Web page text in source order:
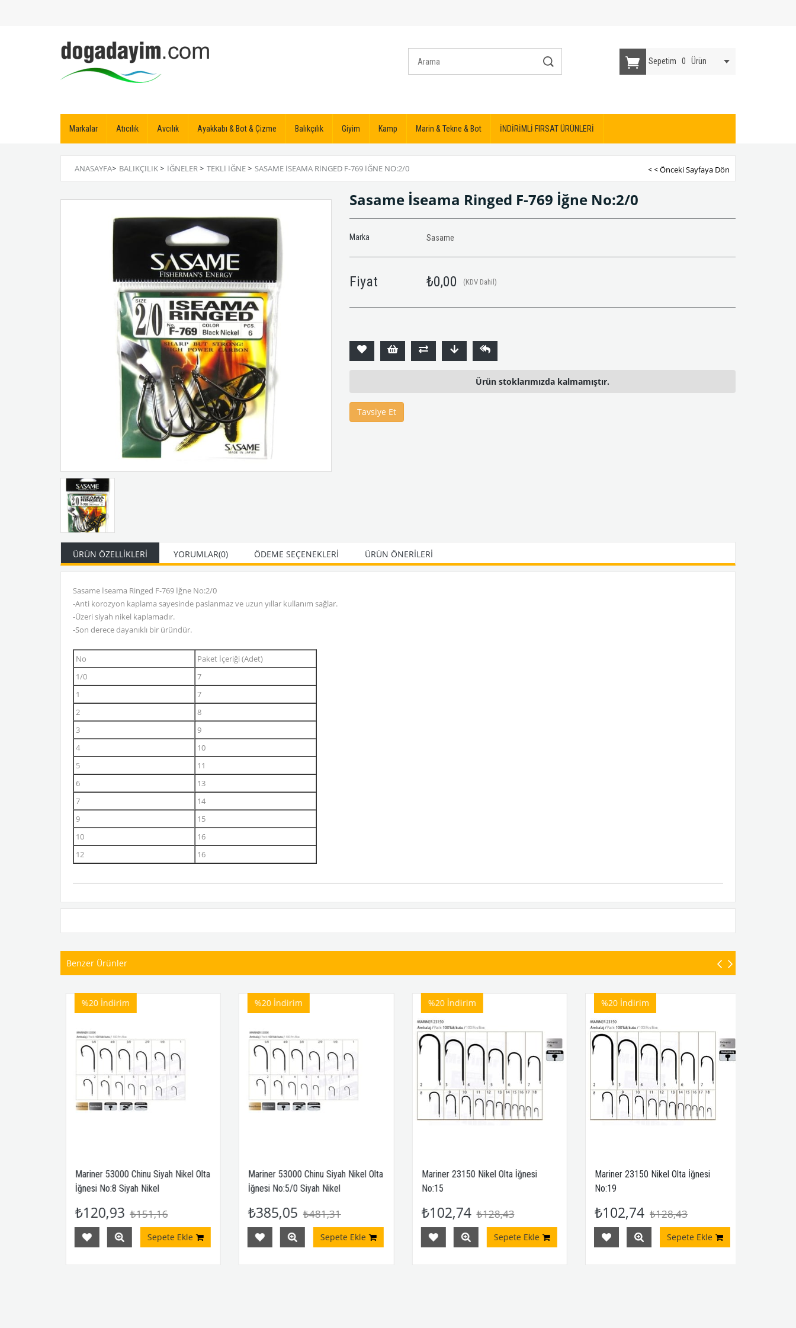
Sepetim 0 Ürün
Markalar Atıcılık Avcılık Ayakkabı & Bot & Çizme Balıkçılık Giyim Kamp Marin & Tekne & Bot İNDİRİMLİ FIRSAT ÜRÜNLERİ
ANASAYFA> BALIKÇILIK> İĞNELER> TEKLI İĞNE> SASAME İSEAMA RINGED F-769 İĞNE NO:2/0 < < Önceki Sayfaya Dön
Sasame İseama Ringed F-769 İğne No:2/0
Marka Sasame
Fiyat ₺0,00 (KDV Dahil)
Ürün stoklarımızda kalmamıştır.
Tavsiye Et
ÜRÜN ÖZELLIKLERI YORUMLAR(0) ÖDEME SEÇENEKLERI ÜRÜN ÖNERILERI
Sasame İseama Ringed F-769 İğne No:2/0
-Anti korozyon kaplama sayesinde paslanmaz ve uzun yıllar kullanım sağlar.
-Üzeri siyah nikel kaplamadır.
-Son derece dayanıklı bir üründür.
No
Paket İçeriği (Adet)
1/0
7
1
7
2
8
3
9
4
10
5
11
6
13
7
14
9
15
10
16
12
16
Benzer Ürünler
Mariner 53000 Chinu Siyah Nikel Olta
İğnesi No:8 Siyah Nikel
₺120,93 ₺151,16
Sepete Ekle
%20 İndirim
Mariner 53000 Chinu Siyah Nikel Olta
İğnesi No:5/0 Siyah Nikel
₺385,05 ₺481,31
Sepete Ekle
%20 İndirim
Mariner 23150 Nikel Olta İğnesi
No:15
₺102,74 ₺128,43
Sepete Ekle
%20 İndirim
Mariner 23150 Nikel Olta İğnesi
No:19
₺102,74 ₺128,43
Sepete Ekle
%20 İndirim